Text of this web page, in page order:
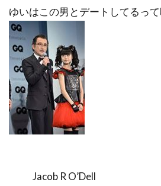
ゆいはこの男とデートしてるって
Jacob R O’Dell